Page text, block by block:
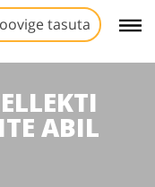
tasuta
ABIL